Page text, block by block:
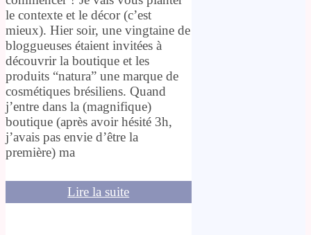
le contexte et le décor (c’est
mieux). Hier soir, une vingtaine de
bloggueuses étaient invitées à
découvrir la boutique et les
produits “natura” une marque de
cosmétiques brésiliens. Quand
j’entre dans la (magnifique)
boutique (après avoir hésité 3h,
j’avais pas envie d’être la
première) ma
Lire la suite